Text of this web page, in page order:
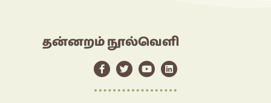
தன்னறம் நூல்வெளி